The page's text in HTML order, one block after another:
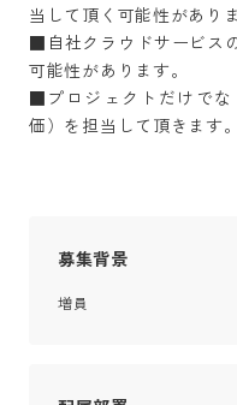
当して頂く可能性がありま
■自社クラウドサービス
可能性があります。
■プロジェクトだけでな
価）を担当して頂きます。
募集背景
増員